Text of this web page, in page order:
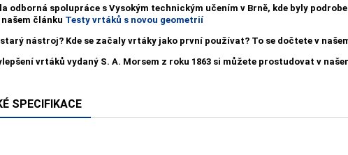
odborná spolupráce s Vysokým technickým učením v Brně, kde byly
článku Testy vrtáků s novou geometrií
nástroj? Kde se začaly vrtáky jako první používat? To se dočtete v
vrtáků vydaný S. A. Morsem z roku 1863 si můžete prostudovat v
SPECIFIKACE